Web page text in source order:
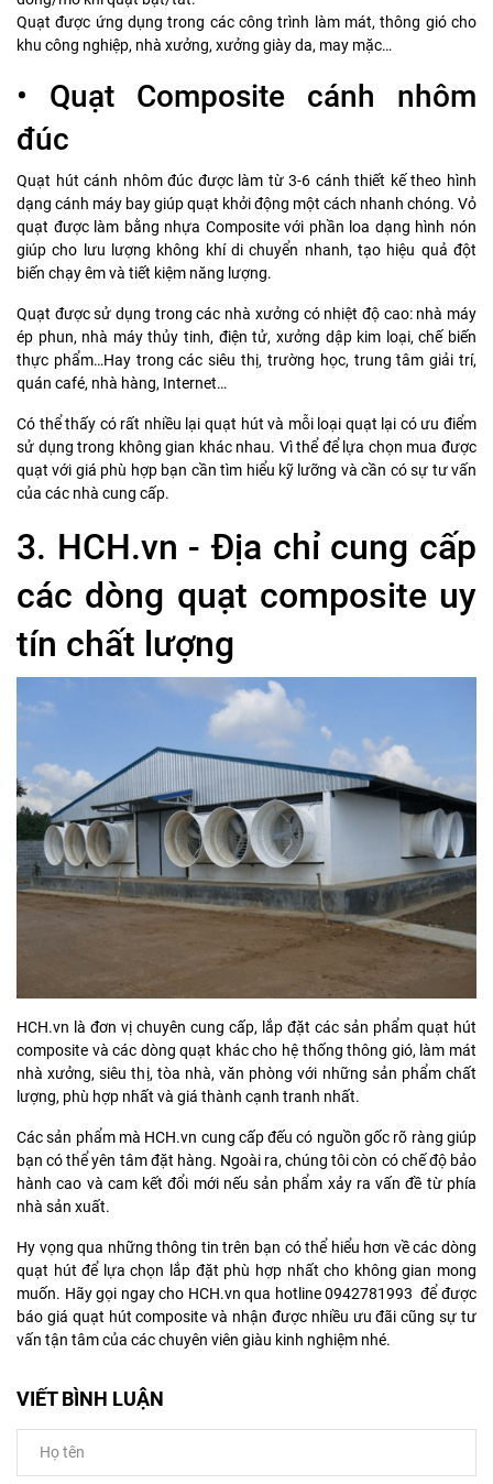
Quạt được ứng dụng trong các công trình làm mát, thông gió cho
khu công nghiệp, nhà xưởng, xưởng giày da, may mặc…
• Quạt Composite cánh nhôm
đúc
Quạt hút cánh nhôm đúc được làm từ 3-6 cánh thiết kế theo hình
dạng cánh máy bay giúp quạt khởi động một cách nhanh chóng. Vỏ
quạt được làm bằng nhựa Composite với phần loa dạng hình nón
giúp cho lưu lượng không khí di chuyển nhanh, tạo hiệu quả đột
biến chạy êm và tiết kiệm năng lượng.
Quạt được sử dụng trong các nhà xưởng có nhiệt độ cao: nhà máy
ép phun, nhà máy thủy tinh, điện tử, xưởng dập kim loại, chế biến
thực phẩm…Hay trong các siêu thị, trường học, trung tâm giải trí,
quán café, nhà hàng, Internet…
Có thể thấy có rất nhiều lại quạt hút và mỗi loại quạt lại có ưu điểm
sử dụng trong không gian khác nhau. Vì thể để lựa chọn mua được
quạt với giá phù hợp bạn cần tìm hiểu kỹ lưỡng và cần có sự tư vấn
của các nhà cung cấp.
3. HCH.vn - Địa chỉ cung cấp
các dòng quạt composite uy
tín chất lượng
HCH.vn là đơn vị chuyên cung cấp, lắp đặt các sản phẩm quạt hút
composite và các dòng quạt khác cho hệ thống thông gió, làm mát
nhà xưởng, siêu thị, tòa nhà, văn phòng với những sản phẩm chất
lượng, phù hợp nhất và giá thành cạnh tranh nhất.
Các sản phẩm mà HCH.vn cung cấp đếu có nguồn gốc rõ ràng giúp
bạn có thể yên tâm đặt hàng. Ngoài ra, chúng tôi còn có chế độ bảo
hành cao và cam kết đổi mới nếu sản phẩm xảy ra vấn đề từ phía
nhà sản xuất.
Hy vọng qua những thông tin trên bạn có thể hiểu hơn về các dòng
quạt hút để lựa chọn lắp đặt phù hợp nhất cho không gian mong
muốn. Hãy gọi ngay cho HCH.vn qua hotline 0942781993 để được
báo giá quạt hút composite và nhận được nhiều ưu đãi cũng sự tư
vấn tận tâm của các chuyên viên giàu kinh nghiệm nhé.
VIẾT BÌNH LUẬN